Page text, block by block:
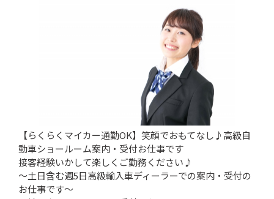
【らくらくマイカー通勤OK】笑顔でおもてなし♪高級自
動車ショールーム案内・受付お仕事です
接客経験いかして楽しくご勤務ください♪
～土日含む週5日高級輸入車ディーラーでの案内・受付の
お仕事です～